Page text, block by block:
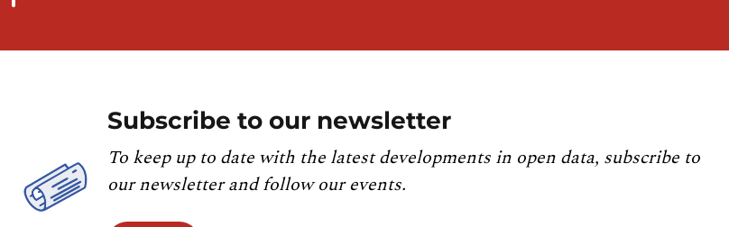
Subscribe to our newsletter
To keep up to date with the latest developments in open data, subscribe to
our newsletter and follow our events.